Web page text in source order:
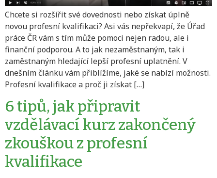
Chcete si rozšířit své dovednosti nebo získat úplně
novou profesní kvalifikaci? Asi vás nepřekvapí, že Úřad
práce ČR vám s tím může pomoci nejen radou, ale i
finanční podporou. A to jak nezaměstnaným, tak i
zaměstnaným hledající lepší profesní uplatnění. V
dnešním článku vám přiblížíme, jaké se nabízí možnosti.
Profesní kvalifikace a proč ji získat […]
6 tipů, jak připravit
vzdělávací kurz zakončený
zkouškou z profesní
kvalifikace